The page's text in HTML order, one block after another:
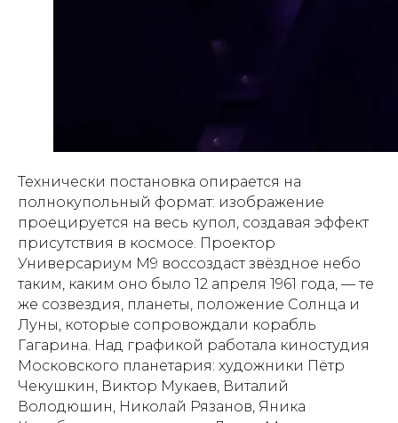
Технически постановка опирается на
полнокупольный формат: изображение
проецируется на весь купол, создавая эффект
присутствия в космосе. Проектор
Универсариум М9 воссоздаст звёздное небо
таким, каким оно было 12 апреля 1961 года, — те
же созвездия, планеты, положение Солнца и
Луны, которые сопровождали корабль
Гагарина. Над графикой работала киностудия
Московского планетария: художники Пётр
Чекушкин, Виктор Мукаев, Виталий
Володюшин, Николай Рязанов, Яника